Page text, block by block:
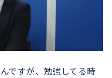
ですが、勉強してる時